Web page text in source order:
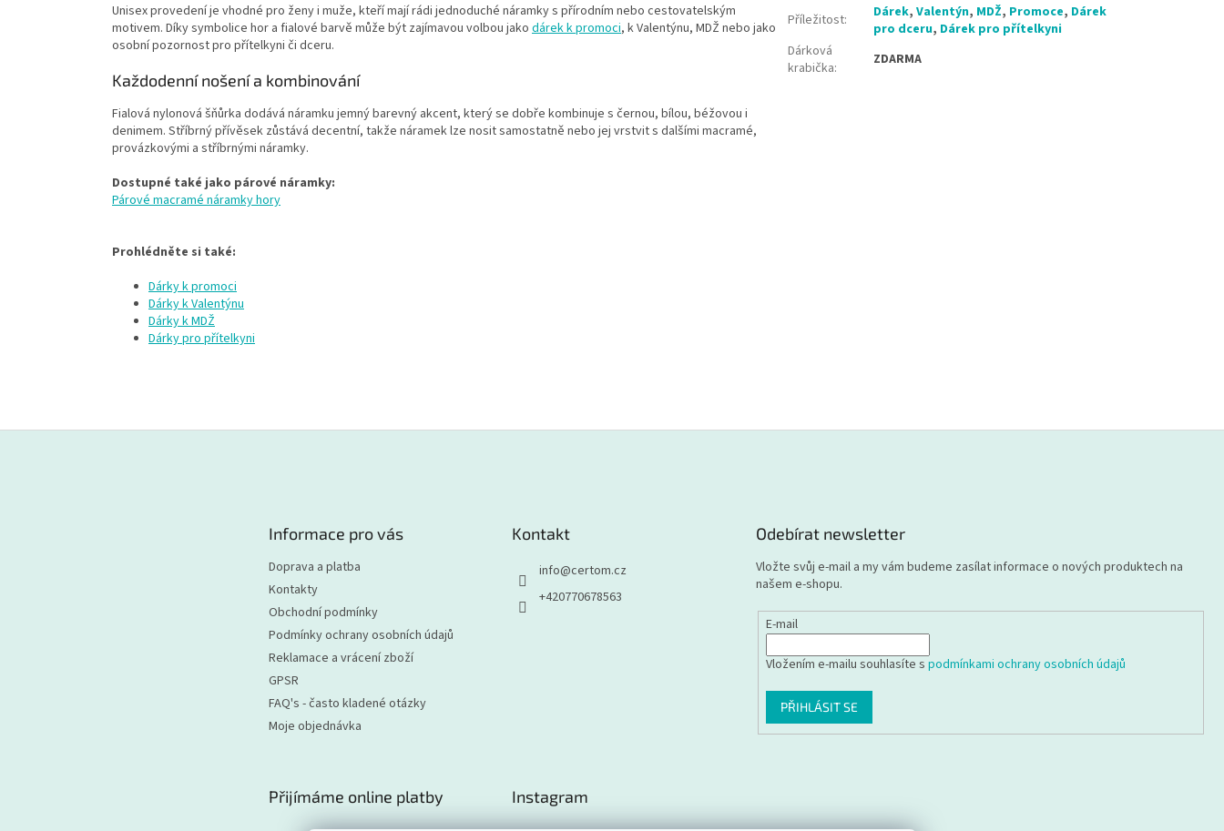
Unisex provedení je vhodné pro ženy i muže, kteří mají rádi jednoduché náramky s přírodním nebo cestovatelským
motivem. Díky symbolice hor a fialové barvě může být zajímavou volbou jako dárek k promoci, k Valentýnu, MDŽ nebo jako
osobní pozornost pro přítelkyni či dceru.
Každodenní nošení a kombinování
Fialová nylonová šňůrka dodává náramku jemný barevný akcent, který se dobře kombinuje s černou, bílou, béžovou i
denimem. Stříbrný přívěsek zůstává decentní, takže náramek lze nosit samostatně nebo jej vrstvit s dalšími macramé,
provázkovými a stříbrnými náramky.
Dostupné také jako párové náramky:
Párové macramé náramky hory
Prohlédněte si také:
Dárky k promoci
Dárky k Valentýnu
Dárky k MDŽ
Dárky pro přítelkyni
Příležitost: Dárek,Valentýn, MDŽ, Promoce, Dárek
pro dceru, Dárek pro přítelkyni
Dárková
krabička: ZDARMA
Informace pro vás
Doprava a platba
Kontakty
Obchodní podmínky
Podmínky ochrany osobních údajů
Reklamace a vrácení zboží
GPSR
FAQ's - často kladené otázky
Moje objednávka
Kontakt
info@certom.cz
+420770678563
Odebírat newsletter
Vložte svůj e-mail a my vám budeme zasílat informace o nových produktech na
našem e-shopu.
E-mail
Vložením e-mailu souhlasíte spodmínkami ochrany osobních údajů
PŘIHLÁSIT SE
Přijímáme online platby Instagram